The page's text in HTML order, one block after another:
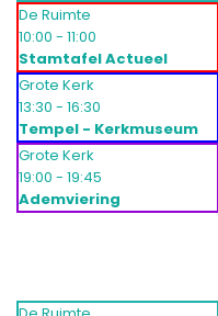
De Ruimte
10:00 - 11:00
Stamtafel Actueel
Grote Kerk
13:30 - 16:30
Tempel - Kerkmuseum
Grote Kerk
19:00 - 19:45
Ademviering